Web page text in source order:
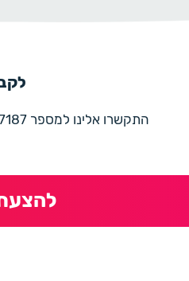
התקשרו אלינו למספר 073-7597187 או מלאו את פרטיכם בטופס צור קשר ונחזור בהקדם